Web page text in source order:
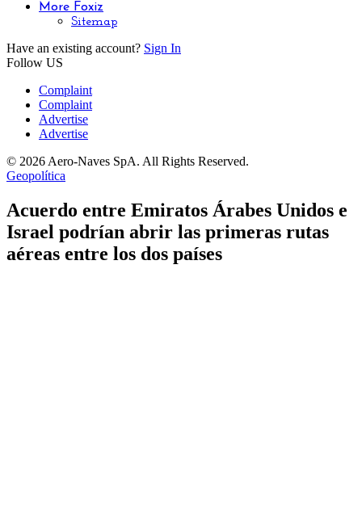
More Foxiz
Sitemap
Have an existing account? Sign In
Follow US
Complaint
Complaint
Advertise
Advertise
© 2026 Aero-Naves SpA. All Rights Reserved.
Geopolítica
Acuerdo entre Emiratos Árabes Unidos e
Israel podrían abrir las primeras rutas
aéreas entre los dos países